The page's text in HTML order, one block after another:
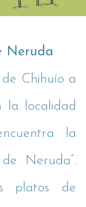
Neruda
Chihuío a
la localidad
la
Neruda”.
platos de